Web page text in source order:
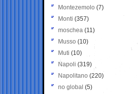
Montezemolo (7)
Monti (357)
moschea (11)
Musso (10)
Muti (10)
Napoli (319)
Napolitano (220)
no global (5)